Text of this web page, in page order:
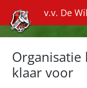
v.v. De
Organisatie
klaar voor